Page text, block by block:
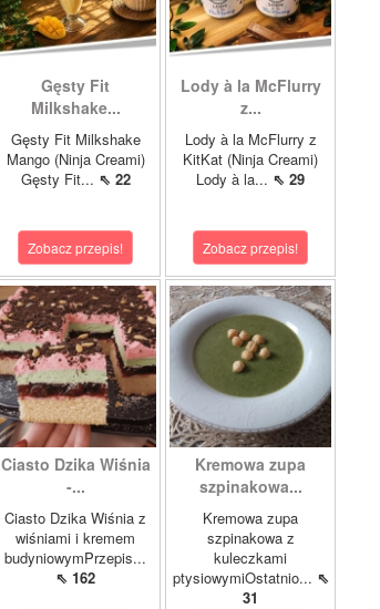
Gęsty Fit
Milkshake...
Gęsty Fit Milkshake
Mango (Ninja Creami)
Gęsty Fit... ⇖ 22
Zobacz przepis!
Lody à la McFlurry
z...
Lody à la McFlurry z
KitKat (Ninja Creami)
Lody à la... ⇖ 29
Zobacz przepis!
Ciasto Dzika Wiśnia
-...
Ciasto Dzika Wiśnia z
wiśniami i kremem
budyniowymPrzepis...
⇖ 162
Kremowa zupa
szpinakowa...
Kremowa zupa
szpinakowa z
kuleczkami
ptysiowymiOstatnio... ⇖
31